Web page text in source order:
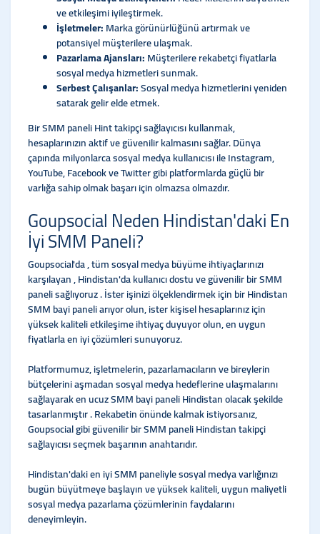
ve etkileşimi iyileştirmek.
İşletmeler:Marka görünürlüğünü artırmak ve
potansiyel müşterilere ulaşmak.
Pazarlama Ajansları:Müşterilere rekabetçi fiyatlarla
sosyal medya hizmetleri sunmak.
Serbest Çalışanlar:Sosyal medya hizmetlerini yeniden
satarak gelir elde etmek.
Bir SMM paneli Hint takipçi sağlayıcısı kullanmak,
hesaplarınızın aktif ve güvenilir kalmasını sağlar. Dünya
çapında milyonlarca sosyal medya kullanıcısı ile Instagram,
YouTube, Facebook ve Twitter gibi platformlarda güçlü bir
varlığa sahip olmak başarı için olmazsa olmazdır.
Goupsocial Neden Hindistan'daki En
İyi SMM Paneli?
Goupsocial'da , tüm sosyal medya büyüme ihtiyaçlarınızı
karşılayan , Hindistan'da kullanıcı dostu ve güvenilir bir SMM
paneli sağlıyoruz . İster işinizi ölçeklendirmek için bir Hindistan
SMM bayi paneli arıyor olun, ister kişisel hesaplarınız için
yüksek kaliteli etkileşime ihtiyaç duyuyor olun, en uygun
fiyatlarla en iyi çözümleri sunuyoruz.
Platformumuz, işletmelerin, pazarlamacıların ve bireylerin
bütçelerini aşmadan sosyal medya hedeflerine ulaşmalarını
sağlayarak en ucuz SMM bayi paneli Hindistan olacak şekilde
tasarlanmıştır . Rekabetin önünde kalmak istiyorsanız,
Goupsocial gibi güvenilir bir SMM paneli Hindistan takipçi
sağlayıcısı seçmek başarının anahtarıdır.
Hindistan'daki en iyi SMM paneliyle sosyal medya varlığınızı
bugün büyütmeye başlayın ve yüksek kaliteli, uygun maliyetli
sosyal medya pazarlama çözümlerinin faydalarını
deneyimleyin.